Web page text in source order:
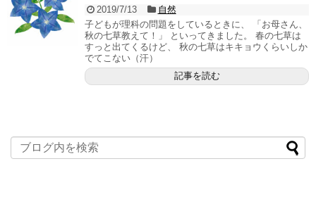
2019/7/13
自然
子どもが理科の問題をしているときに、 「お母さん、
秋の七草教えて！」 といってきました。 春の七草は
すっと出てくるけど、 秋の七草はキキョウくらいしか
でてこない（汗）
記事を読む